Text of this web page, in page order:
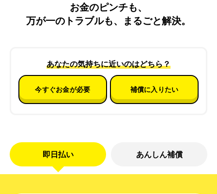
お金のピンチも、
万が一のトラブルも、まるごと解決。
あなたの気持ちに近いのはどちら？
今すぐお金が必要 補償に入りたい
即日払い あんしん補償